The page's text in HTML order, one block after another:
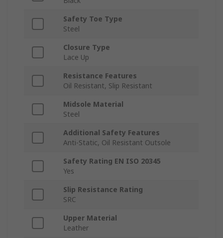
Safety Toe Type
Steel
Closure Type
Lace Up
Resistance Features
Oil Resistant, Slip Resistant
Midsole Material
Steel
Additional Safety Features
Anti-Static, Oil Resistant Outsole
Safety Rating EN ISO 20345
Yes
Slip Resistance Rating
SRC
Upper Material
Leather